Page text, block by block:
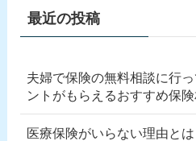
最近の投稿
夫婦で保険の無料相談に行
ントがもらえるおすすめ保険
医療保険がいらない理由とは